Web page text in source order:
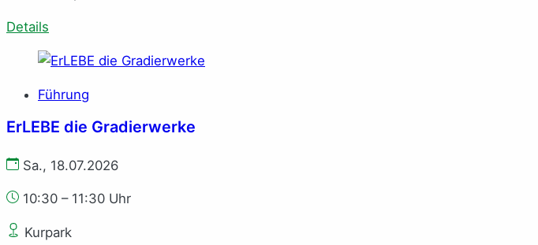
Details
Führung
ErLEBE die Gradierwerke
Sa., 18.07.2026
10:30 – 11:30 Uhr
Kurpark